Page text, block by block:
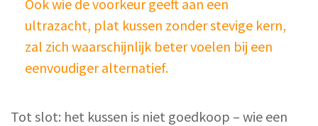
Ook wie de voorkeur geeft aan een
ultrazacht, plat kussen zonder stevige kern,
zal zich waarschijnlijk beter voelen bij een
eenvoudiger alternatief.
Tot slot: het kussen is niet goedkoop – wie een